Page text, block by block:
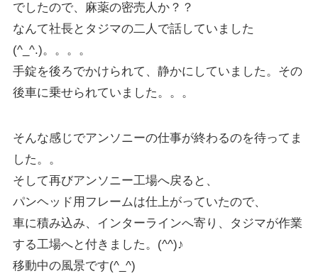
でしたので、麻薬の密売人か？？
なんて社長とタジマの二人で話していました
(^_^.)。。。。
手錠を後ろでかけられて、静かにしていました。その
後車に乗せられていました。。。
そんな感じでアンソニーの仕事が終わるのを待ってま
した。。
そして再びアンソニー工場へ戻ると、
パンヘッド用フレームは仕上がっていたので、
車に積み込み、インターラインへ寄り、タジマが作業
する工場へと付きました。(^^)♪
移動中の風景です(^_^)